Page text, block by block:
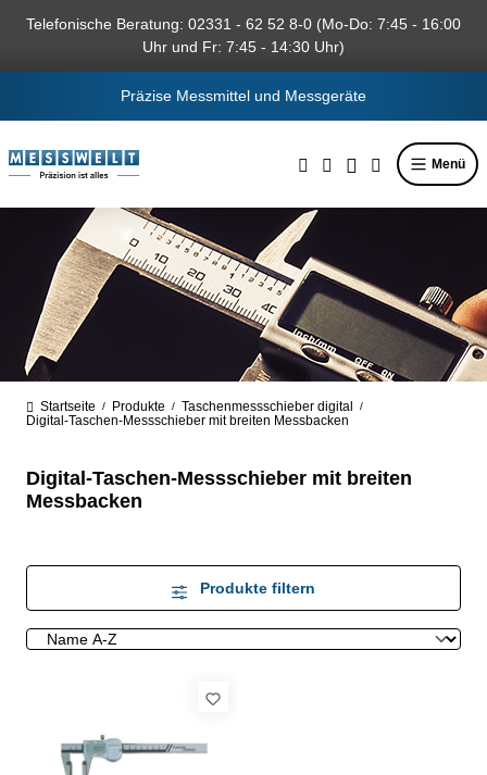
springen
Telefonische Beratung: 02331 - 62 52 8-0 (Mo-Do: 7:45 - 16:00
Uhr und Fr: 7:45 - 14:30 Uhr)
Präzise Messmittel und Messgeräte
Menü
Startseite / Produkte / Taschenmessschieber digital /
Digital-Taschen-Messschieber mit breiten Messbacken
Digital-Taschen-Messschieber mit breiten
Messbacken
Produkte filtern